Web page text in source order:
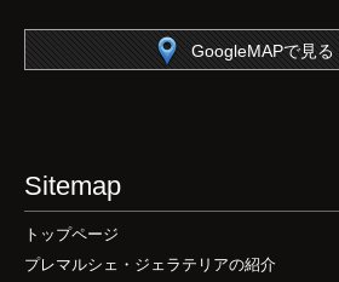
GoogleMAPで見る
Sitemap
トップページ
プレマルシェ・ジェラテリアの紹介